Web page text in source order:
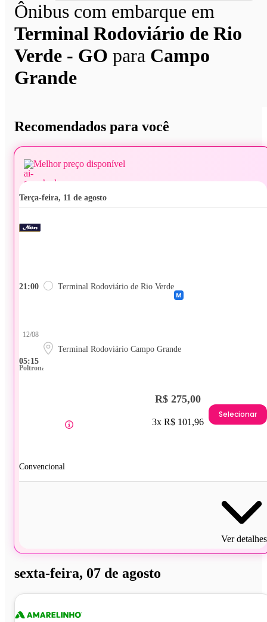
Ônibus com embarque em
Terminal Rodoviário de Rio
Verde - GO para Campo
Grande
Recomendados para você
Melhor preço disponível
terça-feira, 11 de agosto
21:00 Terminal Rodoviário de Rio Verde
05:15
12/08
Terminal Rodoviário Campo Grande
Poltrona
Convencional
R$ 275,00
3x R$ 101,96
Selecionar
Ver detalhes
sexta-feira, 07 de agosto